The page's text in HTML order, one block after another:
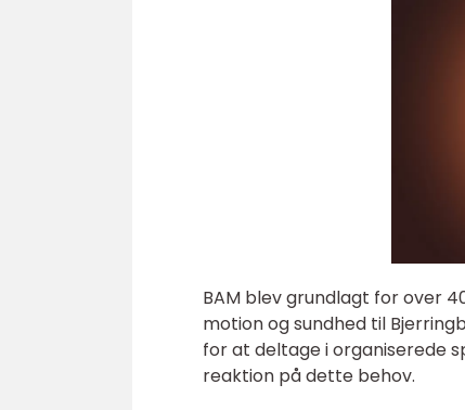
BAM blev grundlagt for over
motion og sundhed til
for at deltage i organiserede
reaktion på dette behov.